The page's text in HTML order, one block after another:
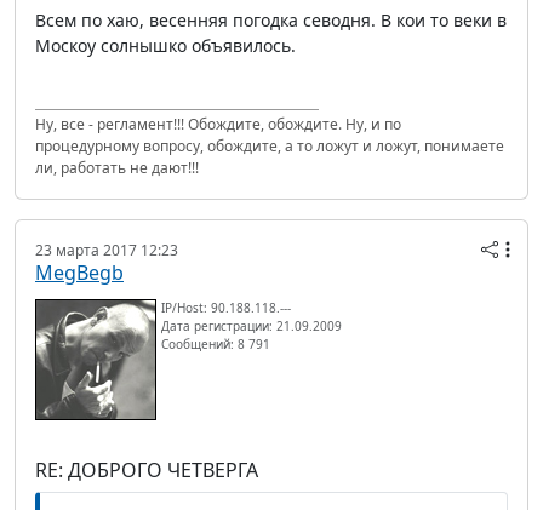
Всем по хаю, весенняя погодка севодня. В кои то веки в
Москоу солнышко объявилось.
Ну, все - регламент!!! Обождите, обождите. Ну, и по
процедурному вопросу, обождите, а то ложут и ложут, понимаете
ли, работать не дают!!!
23 марта 2017 12:23
MegBegb
IP/Host: 90.188.118.---
Дата регистрации: 21.09.2009
Сообщений: 8 791
RE: ДОБРОГО ЧЕТВЕРГА